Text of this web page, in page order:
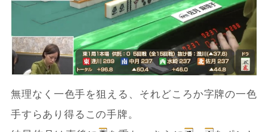
無理なく一色手を狙える、それどころか字牌の一色
手すらあり得るこの手牌。